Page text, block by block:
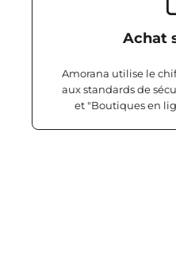
Achat
Amorana utilise le
aux standards de
et "Boutiques en